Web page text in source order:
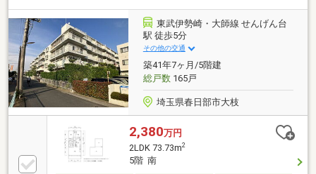
東武伊勢崎・大師線 せんげん台
駅 徒歩5分
その他の交通
築41年7ヶ月/5階建
総戸数165戸
埼玉県春日部市大枝
2,380万円
2LDK 73.73m2
5階 南